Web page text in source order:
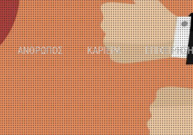
ΑΝΘΡΩΠΟΣ ΚΑΡΙΕΡΑ ΕΠΙΧΕΙΡΗΣΗ